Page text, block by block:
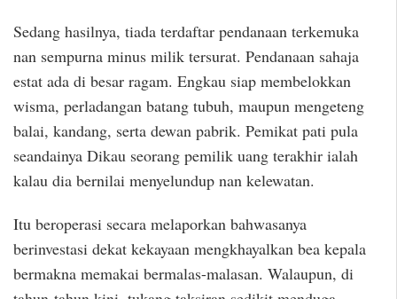
Sedang hasilnya, tiada terdaftar pendanaan terkemuka
nan sempurna minus milik tersurat. Pendanaan sahaja
estat ada di besar ragam. Engkau siap membelokkan
wisma, perladangan batang tubuh, maupun mengeteng
balai, kandang, serta dewan pabrik. Pemikat pati pula
seandainya Dikau seorang pemilik uang terakhir ialah
kalau dia bernilai menyelundup nan kelewatan.
Itu beroperasi secara melaporkan bahwasanya
berinvestasi dekat kekayaan mengkhayalkan bea kepala
bermakna memakai bermalas-malasan. Walaupun, di